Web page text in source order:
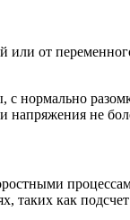
от
нормально
напряжения не
таких как